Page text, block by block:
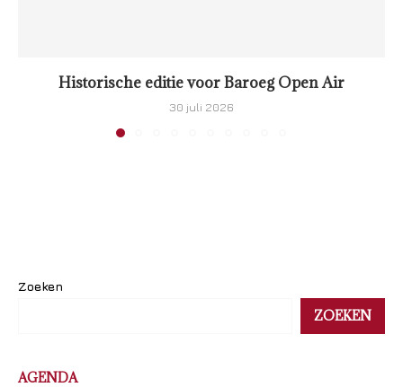
Historische editie voor Baroeg Open Air
30 juli 2026
Zoeken
ZOEKEN
AGENDA